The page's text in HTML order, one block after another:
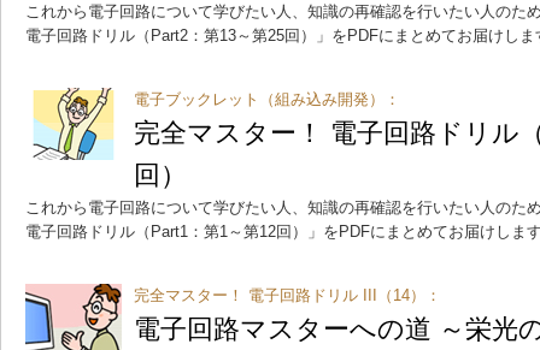
これから電子回路について学びたい人、知識の再確認を行いたい人のた
電子回路ドリル（Part2：第13～第25回）」をPDFにまとめてお届けしま
電子ブックレット（組み込み開発）：
完全マスター！ 電子回路ドリル
回）
これから電子回路について学びたい人、知識の再確認を行いたい人のた
電子回路ドリル（Part1：第1～第12回）」をPDFにまとめてお届けしま
完全マスター！ 電子回路ドリル III（14）：
電子回路マスターへの道 ～栄光